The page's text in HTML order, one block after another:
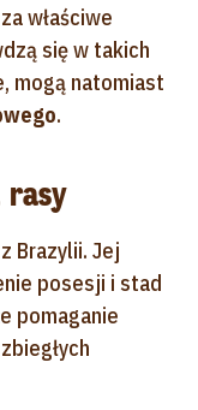
właściwe
się w takich
mogą natomiast
.
Brazylii. Jej
posesji i stad
pomaganie